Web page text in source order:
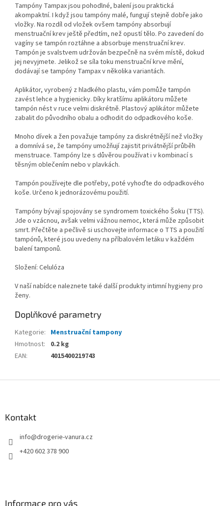
Tampóny Tampax jsou pohodlné, balení jsou praktická
akompaktní. I když jsou tampóny malé, fungují stejně dobře jako
vložky. Na rozdíl od vložek ovšem tampóny absorbují
menstruační krev ještě předtím, než opustí tělo. Po zavedení do
vagíny se tampón roztáhne a absorbuje menstruační krev.
Tampón je svalstvem udržován bezpečně na svém místě, dokud
jej nevyjmete. Jelikož se síla toku menstruační krve mění,
dodávají se tampóny Tampax v několika variantách.
Aplikátor, vyrobený z hladkého plastu, vám pomůže tampón
zavést lehce a hygienicky. Díky kratšímu aplikátoru můžete
tampón nést v ruce velmi diskrétně. Plastový aplikátor můžete
zabalit do původního obalu a odhodit do odpadkového koše.
Mnoho dívek a žen považuje tampóny za diskrétnější než vložky
a domnívá se, že tampóny umožňují zajistit privátnější průběh
menstruace. Tampóny lze s důvěrou používat i v kombinací s
těsným oblečením nebo v plavkách.
Tampón používejte dle potřeby, poté vyhoďte do odpadkového
koše. Určeno k jednorázovému použití.
Tampóny bývají spojovány se syndromem toxického Šoku (TTS).
Jde o vzácnou, avšak velmi vážnou nemoc, která může způsobit
smrt. Přečtěte a pečlivě si uschovejte informace o TTS a použití
tampónů, které jsou uvedeny na příbalovém letáku v každém
balení tamponů.
Složení: Celulóza
V naší nabídce naleznete také další produkty intimní hygieny pro
ženy.
Doplňkové parametry
Kategorie: Menstruační tampony
Hmotnost:
0.2 kg
EAN: 4015400219743
Kontakt
info@drogerie-vanura.cz
+420 602 378 900
Informace pro vás